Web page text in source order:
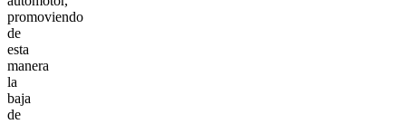
promoviendo
de
esta
manera
la
baja
de